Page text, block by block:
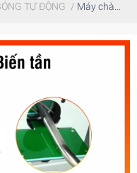
TỰ ĐỘNG / Máy chà...